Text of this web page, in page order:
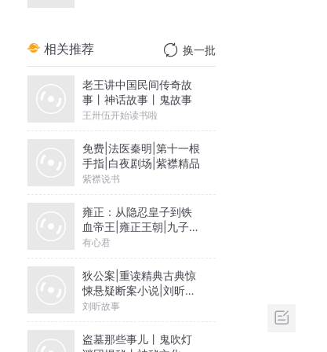
相关推荐 换一批
老王讲中国民间传奇故
事丨神话故事丨鬼故事
王卅伍开始读书啦
免费|法医秦明|第十一根
手指|白夜剧场|紫襟精品
紫襟说书
雍正：从隐忍皇子到铁
血帝王|雍正王朝|九子夺
嫡
有心君
狄公案|重读精典古典惊
悚悬疑断案小说|刘昕讲
堂出品
刘昕故事
盗墓那些事儿丨鬼吹灯